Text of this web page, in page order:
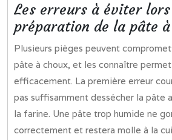
Les erreurs à éviter
préparation de la pâte
Plusieurs pièges peuvent
pâte à choux, et les connaître
efficacement. La première erreur
pas suffisamment dessécher la pâte
la farine. Une pâte trop humide ne
correctement et restera molle à la